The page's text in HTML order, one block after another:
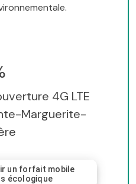
4G LTE
Marguerite-
un forfait mobile
écologique